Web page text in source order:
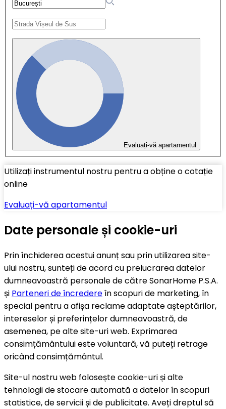
Evaluați-vă apartamentul
Utilizați instrumentul nostru pentru a obține o cotație
online
Evaluați-vă apartamentul
Date personale și cookie-uri
Prin închiderea acestui anunț sau prin utilizarea site-
ului nostru, sunteți de acord cu prelucrarea datelor
dumneavoastră personale de către SonarHome P.S.A.
și Parteneri de încredereîn scopuri de marketing, în
special pentru a afișa reclame adaptate așteptărilor,
intereselor și preferințelor dumneavoastră, de
asemenea, pe alte site-uri web. Exprimarea
consimțământului este voluntară, vă puteți retrage
oricând consimțământul.
Site-ul nostru web folosește cookie-uri și alte
tehnologii de stocare automată a datelor în scopuri
statistice, de servicii și de publicitate. Aveți dreptul să